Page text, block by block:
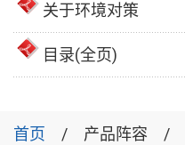
关于环境对策
目录(全页)
首页 产品阵容